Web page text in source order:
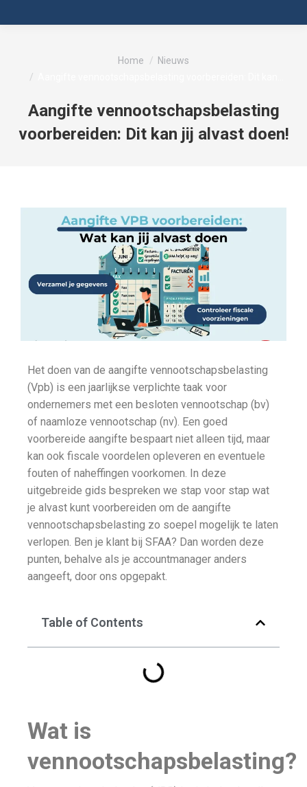
Aangifte vennootschapsbelasting
voorbereiden: Dit kan jij alvast doen!
Home
Nieuws
Het doen van de aangifte vennootschapsbelasting
(Vpb) is een jaarlijkse verplichte taak voor
ondernemers met een besloten vennootschap (bv)
of naamloze vennootschap (nv). Een goed
voorbereide aangifte bespaart niet alleen tijd, maar
kan ook fiscale voordelen opleveren en eventuele
fouten of naheffingen voorkomen. In deze
uitgebreide gids bespreken we stap voor stap wat
je alvast kunt voorbereiden om de aangifte
vennootschapsbelasting zo soepel mogelijk te laten
verlopen. Ben je klant bij SFAA? Dan worden deze
punten, behalve als je accountmanager anders
aangeeft, door ons opgepakt.
Table of Contents
Wat is
vennootschapsbelasting?